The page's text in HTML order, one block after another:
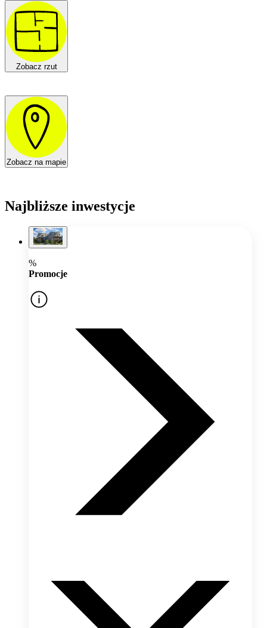
Zobacz rzut
Zobacz na mapie
Najbliższe inwestycje
%
Promocje